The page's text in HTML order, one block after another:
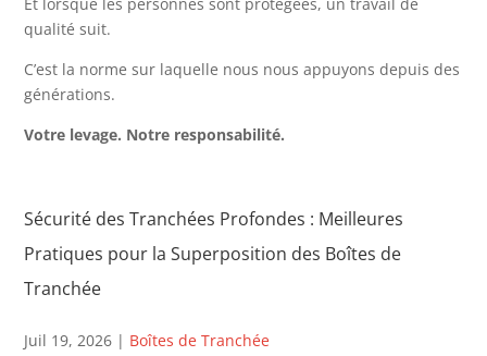
Et lorsque les personnes sont protégées, un travail de
qualité suit.
C’est la norme sur laquelle nous nous appuyons depuis des
générations.
Votre levage. Notre responsabilité.
Sécurité des Tranchées Profondes : Meilleures
Pratiques pour la Superposition des Boîtes de
Tranchée
Juil 19, 2026 | Boîtes de Tranchée